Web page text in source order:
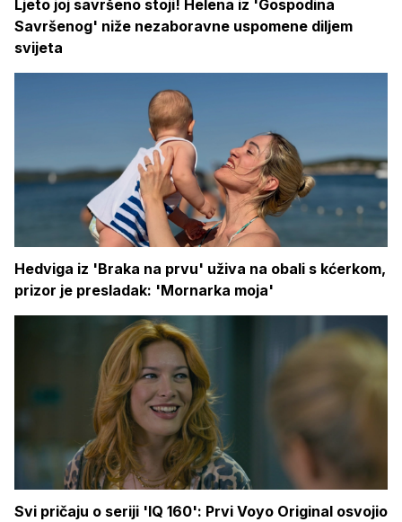
Ljeto joj savršeno stoji! Helena iz 'Gospodina
Savršenog' niže nezaboravne uspomene diljem
svijeta
Hedviga iz 'Braka na prvu' uživa na obali s kćerkom,
prizor je presladak: 'Mornarka moja'
Svi pričaju o seriji 'IQ 160': Prvi Voyo Original osvojio